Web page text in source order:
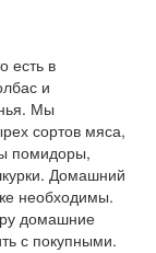
есть в
и
Мы
сортов мяса,
помидоры,
Домашний
необходимы.
домашние
с покупными.